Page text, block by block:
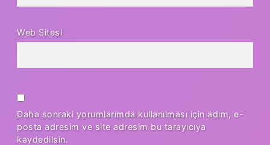
Web Sitesi
Daha sonraki yorumlarımda kullanılması için adım, e-
posta adresim ve site adresim bu tarayıcıya
kaydedilsin.